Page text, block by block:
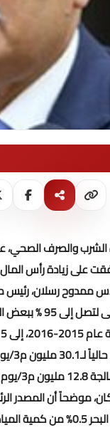
والصرف الصحي،
ممدوح رسلان، رئيس
كم،